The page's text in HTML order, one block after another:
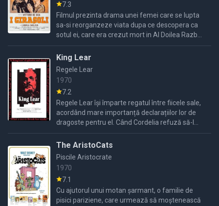
7.3
Filmul prezinta drama unei femei care se lupta
sa-si reorganzeze viata dupa ce descopera ca
sotul ei, care era crezut mort in Al Doilea Razboi
Mondial, are o noua viata in Rusia......
King Lear
Regele Lear
1970
7.2
Regele Lear își împarte regatul între fiicele sale,
acordând mare importanță declarațiilor lor de
dragoste pentru el. Când Cordelia refuză să-l
flateze, el o alungă și se bazează pe celelalte
fiice.
The AristoCats
Piscile Aristocrate
1970
7.1
Cu ajutorul unui motan șarmant, o familie de
pisici pariziene, care urmează să moștenească